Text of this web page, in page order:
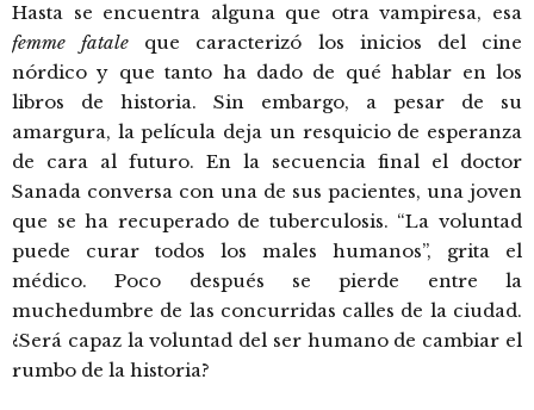
Hasta se encuentra alguna que otra vampiresa, esa
femme fatale que caracterizó los inicios del cine
nórdico y que tanto ha dado de qué hablar en los
libros de historia. Sin embargo, a pesar de su
amargura, la película deja un resquicio de esperanza
de cara al futuro. En la secuencia final el doctor
Sanada conversa con una de sus pacientes, una joven
que se ha recuperado de tuberculosis. “La voluntad
puede curar todos los males humanos”, grita el
médico. Poco después se pierde entre la
muchedumbre de las concurridas calles de la ciudad.
¿Será capaz la voluntad del ser humano de cambiar el
rumbo de la historia?